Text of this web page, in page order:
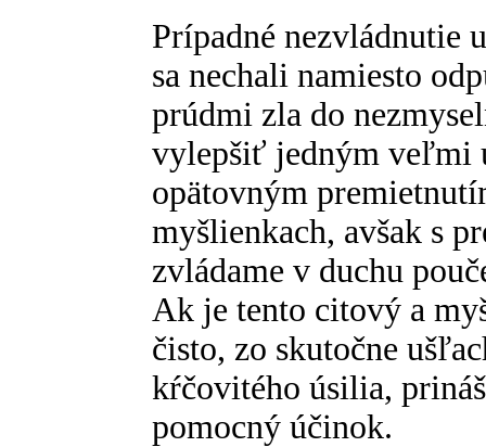
Prípadné nezvládnutie
sa nechali namiesto
prúdmi zla do
vylepšiť jedným veľmi
opätovným
myšlienkach, avšak s
zvládame v duchu
Ak je tento citový a
čisto, zo skutočne
kŕčovitého úsilia,
pomocný účinok.